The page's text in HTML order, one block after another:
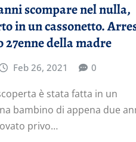
scompare nel nulla,
in un cassonetto.
27enne della madre
Feb 26, 2021 0
è stata fatta in un
bambino di appena due
privo…